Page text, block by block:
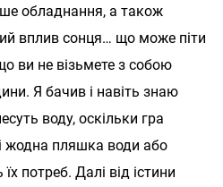
обладнання, а також
вплив сонця… що може піти
ви не візьмете з собою
Я бачив і навіть знаю
воду, оскільки гра
жодна пляшка води або
потреб. Далі від істини